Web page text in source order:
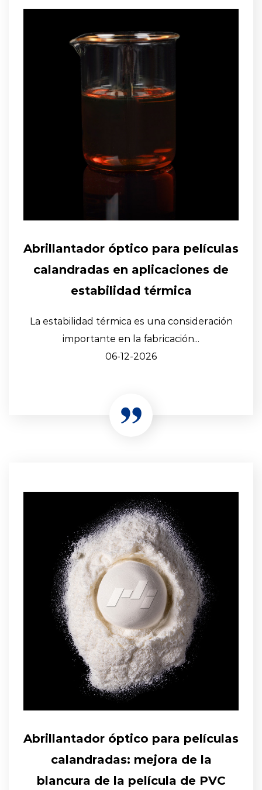
Abrillantador óptico para películas
calandradas en aplicaciones de
estabilidad térmica
La estabilidad térmica es una consideración
importante en la fabricación...
06-12-2026
Abrillantador óptico para películas
calandradas: mejora de la
blancura de la película de PVC